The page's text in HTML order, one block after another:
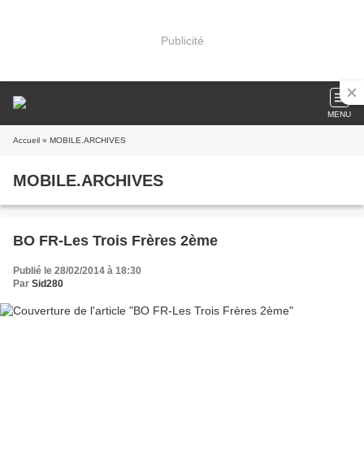
Publicité
MENU
Accueil » MOBILE.ARCHIVES
MOBILE.ARCHIVES
BO FR-Les Trois Frères 2ème
Publié le 28/02/2014 à 18:30
Par Sid280